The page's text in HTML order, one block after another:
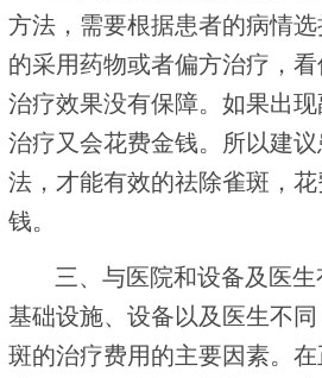
方法，需要根据患者的病情
的采用药物或者偏方治疗，
治疗效果没有保障。如果出
治疗又会花费金钱。所以建
法，才能有效的祛除雀斑，
钱。
三、与医院和设备及医
基础设施、设备以及医生不
斑的治疗费用的主要因素。